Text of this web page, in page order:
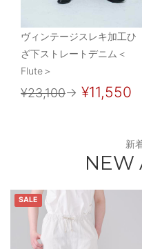
ヴィンテージスレキ加工ひ
ざ下ストレートデニム＜
Flute＞
¥23,100→ ¥11,550
新
NEW
SALE